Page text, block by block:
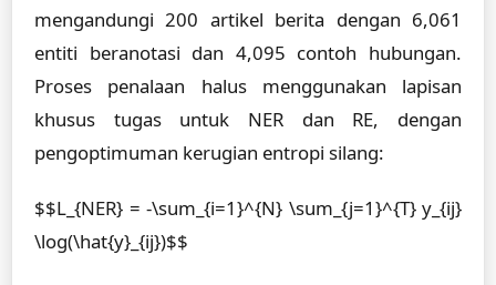
mengandungi 200 artikel berita dengan 6,061
entiti beranotasi dan 4,095 contoh hubungan.
Proses penalaan halus menggunakan lapisan
khusus tugas untuk NER dan RE, dengan
pengoptimuman kerugian entropi silang:
$$L_{NER} = -\sum_{i=1}^{N} \sum_{j=1}^{T} y_{ij}
\log(\hat{y}_{ij})$$